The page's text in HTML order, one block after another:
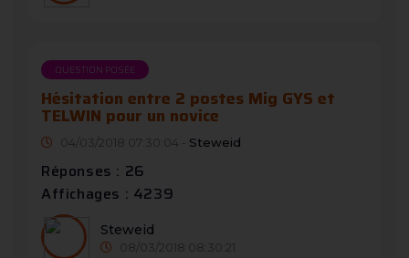
QUESTION POSÉE
Hésitation entre 2 postes Mig GYS et
TELWIN pour un novice
04/03/2018 07:30:04 - Steweid
Réponses : 26
Affichages : 4239
Steweid
08/03/2018 08:30:21